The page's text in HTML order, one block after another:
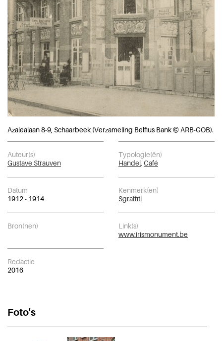
Azalealaan 8-9, Schaarbeek (Verzameling Belfius Bank © ARB-GOB).
Auteur(s)
Gustave Strauven
Typologie(ën)
Handel Café
Datum
1912 - 1914
Kenmerk(en)
Sgraffiti
Bron(nen)
Link(s)
www.irismonument.be
Redactie
2016
Foto's